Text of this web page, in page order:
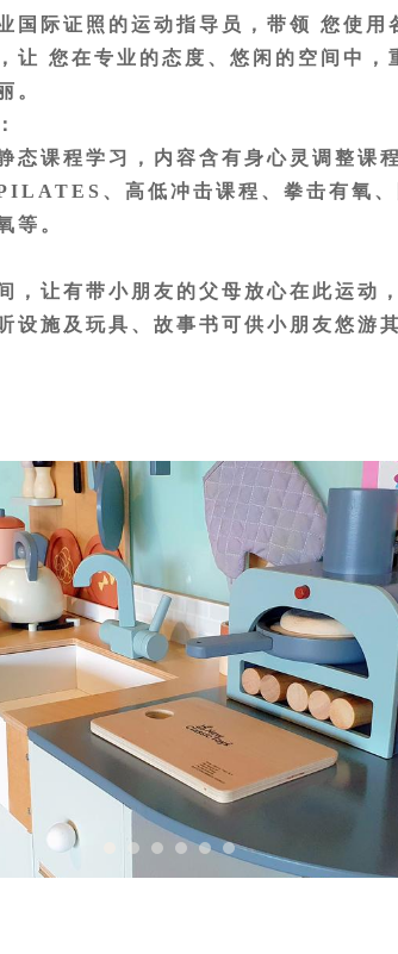
国际证照的运动指导员，带领 您使用
让 您在专业的态度、悠闲的空间中，
。
态课程学习，内容含有身心灵调整课
、高低冲击课程、拳击有氧、
等。
，让有带小朋友的父母放心在此运动
设施及玩具、故事书可供小朋友悠游其
穿着运动服装及运动鞋，服装不符合
尿病、心脏病、传染病、或饭后一小
、严重睡眠不足时、其它任何身体不
程。
全，本区严禁携带任何饮食。
多的身体活动时，为维护您个人健康
告知现场运动指导员自身的健康状况
协助。
全，未满16岁禁止使用健身房设备，
年长者与行动不便者，应有亲友陪同照